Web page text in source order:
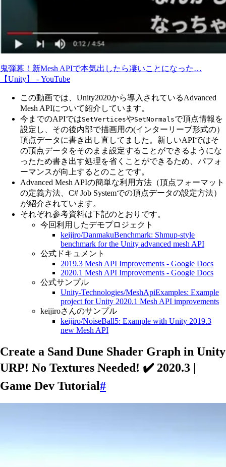
鬼弾幕！新Mesh APIで本気出したら凄いことになった…
【Unity】 - YouTube
この動画では、Unity2020から導入されているAdvanced
Mesh APIについて紹介しています。
今までのAPIではSetVerticesやSetNormalsで頂点情報を
設定し、その後内部で描画用の(インターリーブ形式の）
頂点データに書き出し直してました。新しいAPIではそ
の頂点データをそのまま設定することができるようにな
ったため書き出す処理を省くことができるため、パフォ
ーマンスが向上するとのことです。
Advanced Mesh APIの簡単な利用方法（頂点フォーマット
の定義方法、C# Job Systemでの頂点データの設定方法）
が紹介されています。
それぞれ参考資料は下記のとおりです。
今回利用したデモプロジェクト
keijiro/DanmakuBenchmark: Shmup-style
benchmark for the Unity advanced mesh API
公式ドキュメント
2019.3 Mesh API Improvements - Google Docs
2020.1 Mesh API Improvements - Google Docs
公式サンプル
Unity-Technologies/MeshApiExamples: Example
project for Unity 2020.1 Mesh API improvements
keijiroさんのサンプル
keijiro/NoiseBall5: Example with Unity 2019.3
new Mesh API
Create a Sand Dune Shader Graph in Unity
URP! No Textures Needed! ✔️ 2020.3 |
Game Dev Tutorial#